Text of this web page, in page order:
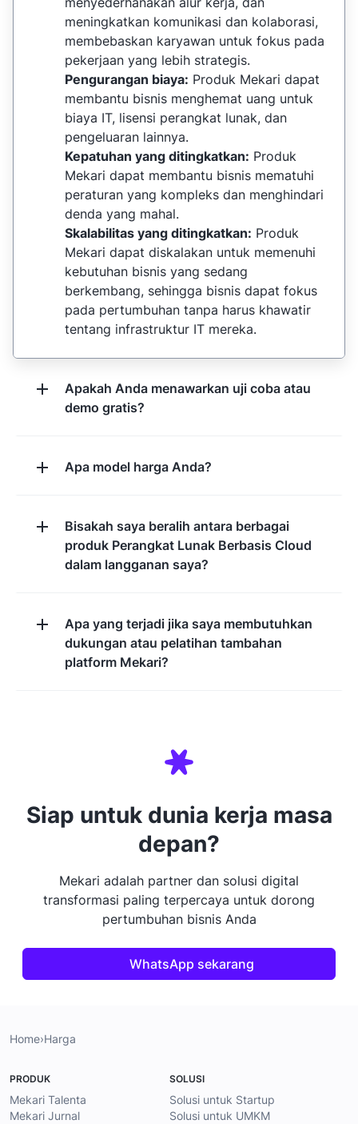
meningkatkan komunikasi dan kolaborasi,
membebaskan karyawan untuk fokus pada
pekerjaan yang lebih strategis.
Pengurangan biaya: Produk Mekari dapat
membantu bisnis menghemat uang untuk
biaya IT, lisensi perangkat lunak, dan
pengeluaran lainnya.
Kepatuhan yang ditingkatkan: Produk
Mekari dapat membantu bisnis mematuhi
peraturan yang kompleks dan menghindari
denda yang mahal.
Skalabilitas yang ditingkatkan: Produk
Mekari dapat diskalakan untuk memenuhi
kebutuhan bisnis yang sedang
berkembang, sehingga bisnis dapat fokus
pada pertumbuhan tanpa harus khawatir
tentang infrastruktur IT mereka.
Apakah Anda menawarkan uji coba atau
demo gratis?
Apa model harga Anda?
Bisakah saya beralih antara berbagai
produk Perangkat Lunak Berbasis Cloud
dalam langganan saya?
Apa yang terjadi jika saya membutuhkan
dukungan atau pelatihan tambahan
platform Mekari?
Siap untuk dunia kerja masa
depan?
Mekari adalah partner dan solusi digital
transformasi paling terpercaya untuk dorong
pertumbuhan bisnis Anda
WhatsApp sekarang
Home›Harga
PRODUK
Mekari Talenta
Mekari Jurnal
SOLUSI
Solusi untuk Startup
Solusi untuk UMKM